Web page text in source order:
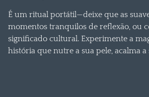
É um ritual portátil—deixe que as
momentos tranquilos de reflexão, ou
significado cultural. Experimente a
história que nutre a sua pele, acalma